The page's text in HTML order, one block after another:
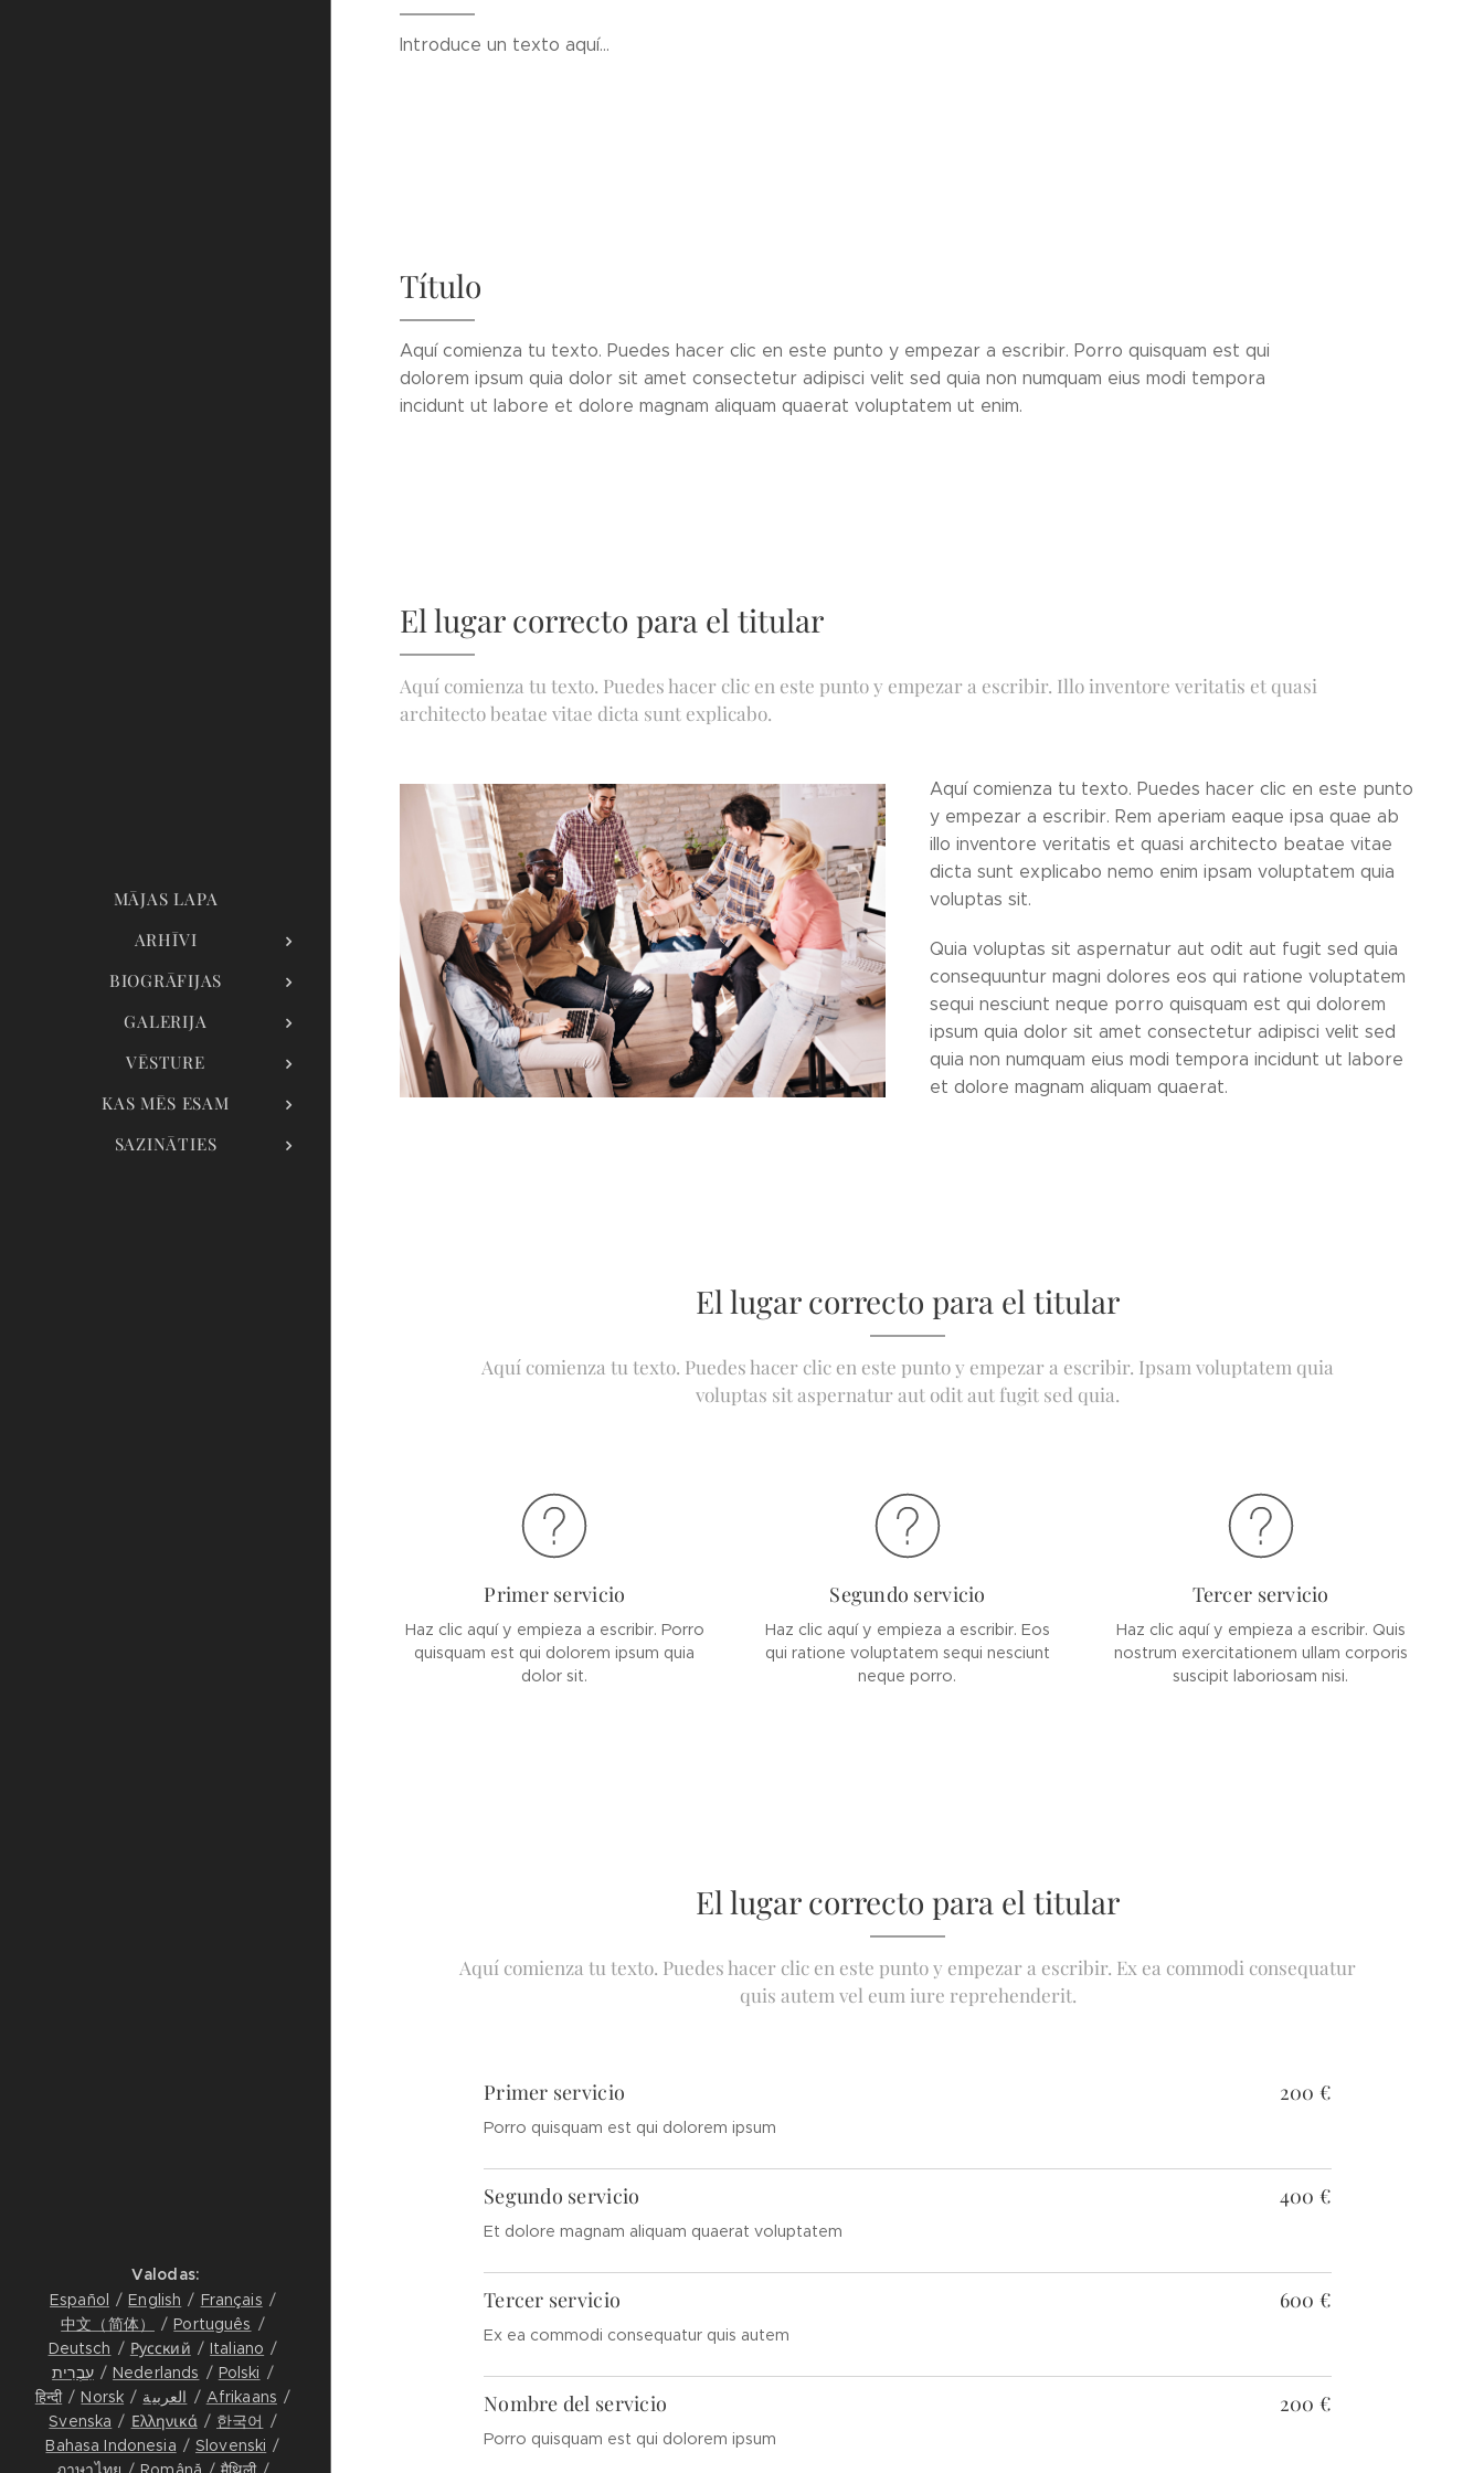
MĀJAS LAPA
ARHĪVI
BIOGRĀFIJAS
GALERIJA
VĒSTURE
KAS MĒS ESAM
SAZINĀTIES
Introduce un texto aquí...
Título
Aquí comienza tu texto. Puedes hacer clic en este punto y empezar a escribir. Porro quisquam est qui
dolorem ipsum quia dolor sit amet consectetur adipisci velit sed quia non numquam eius modi tempora
incidunt ut labore et dolore magnam aliquam quaerat voluptatem ut enim.
El lugar correcto para el titular
Aquí comienza tu texto. Puedes hacer clic en este punto y empezar a escribir. Illo inventore veritatis et quasi
architecto beatae vitae dicta sunt explicabo.
Aquí comienza tu texto. Puedes hacer clic en este punto
y empezar a escribir. Rem aperiam eaque ipsa quae ab
illo inventore veritatis et quasi architecto beatae vitae
dicta sunt explicabo nemo enim ipsam voluptatem quia
voluptas sit.
Quia voluptas sit aspernatur aut odit aut fugit sed quia
consequuntur magni dolores eos qui ratione voluptatem
sequi nesciunt neque porro quisquam est qui dolorem
ipsum quia dolor sit amet consectetur adipisci velit sed
quia non numquam eius modi tempora incidunt ut labore
et dolore magnam aliquam quaerat.
El lugar correcto para el titular
Aquí comienza tu texto. Puedes hacer clic en este punto y empezar a escribir. Ipsam voluptatem quia
voluptas sit aspernatur aut odit aut fugit sed quia.
Primer servicio
Haz clic aquí y empieza a escribir. Porro
quisquam est qui dolorem ipsum quia
dolor sit.
Segundo servicio
Haz clic aquí y empieza a escribir. Eos
qui ratione voluptatem sequi nesciunt
neque porro.
Tercer servicio
Haz clic aquí y empieza a escribir. Quis
nostrum exercitationem ullam corporis
suscipit laboriosam nisi.
El lugar correcto para el titular
Aquí comienza tu texto. Puedes hacer clic en este punto y empezar a escribir. Ex ea commodi consequatur
quis autem vel eum iure reprehenderit.
Primer servicio
Porro quisquam est qui dolorem ipsum
200 €
Segundo servicio
Et dolore magnam aliquam quaerat voluptatem
400 €
Tercer servicio
Ex ea commodi consequatur quis autem
600 €
Nombre del servicio
Porro quisquam est qui dolorem ipsum
200 €
Valodas
Español
English
Français
中文（简体）
Português
Deutsch
Русский
Italiano
עִבְרִית
Nederlands
Polski
हिन्दी
Norsk العربية
Afrikaans
Svenska
Ελληνικά
한국어
Bahasa Indonesia
Slovenski